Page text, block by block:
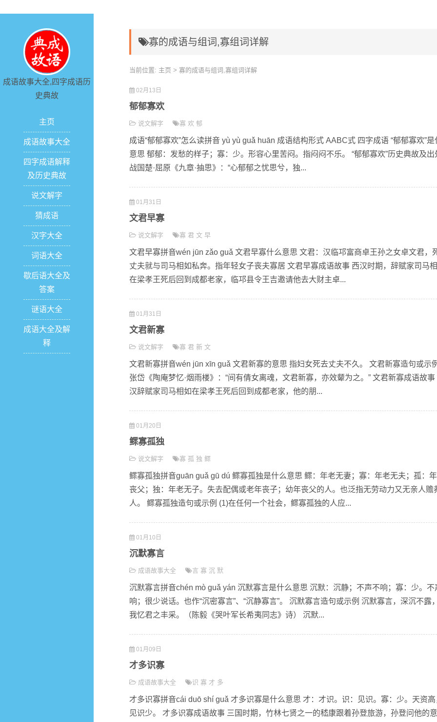
成语故事大全,四字成语历
史典故
主页
成语故事大全
四字成语解释
及历史典故
说文解字
猜成语
汉字大全
词语大全
歇后语大全及
答案
谜语大全
成语大全及解
释
寡的成语与组词,寡组词详解
当前位置: 主页 > 寡的成语与组词,寡组词详解
02月13日
郁郁寡欢
说文解字 寡 欢 郁
成语“郁郁寡欢”怎么读拼音 yù yù guǎ huān 成语结构形式 AABC式 四字成语 “郁郁寡欢”是
意思 郁郁：发愁的样子；寡：少。形容心里苦闷。指闷闷不乐。 “郁郁寡欢”历史典故及出
战国楚·屈原《九章·抽思》：“心郁郁之忧思兮，独...
01月31日
文君早寡
说文解字 寡 君 文 早
文君早寡拼音wén jūn zǎo guǎ 文君早寡什么意思 文君：汉临邛富商卓王孙之女卓文君，
丈夫就与司马相如私奔。指年轻女子丧夫寡居 文君早寡成语故事 西汉时期，辞赋家司马
在梁孝王死后回到成都老家，临邛县令王吉邀请他去大财主卓...
01月31日
文君新寡
说文解字 寡 君 新 文
文君新寡拼音wén jūn xīn guǎ 文君新寡的意思 指妇女死去丈夫不久。 文君新寡造句或示
张岱《陶庵梦忆·烟雨楼》：“间有倩女离魂，文君新寡，亦效颦为之。” 文君新寡成语故事
汉辞赋家司马相如在梁孝王死后回到成都老家，他的朋...
01月20日
鳏寡孤独
说文解字 寡 孤 独 鳏
鳏寡孤独拼音guān guǎ gū dú 鳏寡孤独是什么意思 鳏：年老无妻；寡：年老无夫；孤：
丧父；独：年老无子。失去配偶或老年丧子；幼年丧父的人。也泛指无劳动力又无亲人赡
人。 鳏寡孤独造句或示例 (1)在任何一个社会，鳏寡孤独的人应...
01月10日
沉默寡言
成语故事大全 言 寡 沉 默
沉默寡言拼音chén mò guǎ yán 沉默寡言是什么意思 沉默：沉静；不声不响；寡：少。不
响；很少说话。也作“沉密寡言”、“沉静寡言”。 沉默寡言造句或示例 沉默寡言，深沉不露
我忆君之丰采。（陈毅《哭叶军长希夷同志》诗） 沉默...
01月09日
才多识寡
成语故事大全 识 寡 才 多
才多识寡拼音cái duō shí guǎ 才多识寡是什么意思 才：才识。识：见识。寡：少。天资高
见识少。 才多识寡成语故事 三国时期，竹林七贤之一的嵇康跟着孙登旅游，孙登问他的意